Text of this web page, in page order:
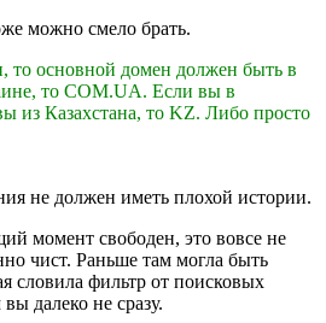
можно смело брать.
то основной домен должен быть в
то COM.UA. Если вы в
из Казахстана, то KZ. Либо просто
не должен иметь плохой истории.
момент свободен, это вовсе не
чист. Раньше там могла быть
словила фильтр от поисковых
далеко не сразу.